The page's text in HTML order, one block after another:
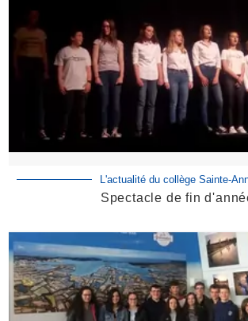
L'actualité du collège Sainte-
Spectacle de fin